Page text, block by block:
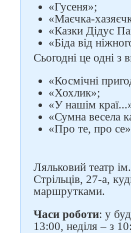
«Гусеня»;
«Маєчка-
«Казки Дідус
«Біда від
Сьогодні це одні з
«Космічні
«Хохлик»;
«У нашім
«Сумна весела
«Про те, про
Ляльковий театр
Стрільців, 27-а,
маршрутками.
Часи роботи: у
13:00, неділя – з